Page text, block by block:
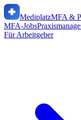
MediplatzMFA &
MFA-Jobs
Für Arbeitgeber